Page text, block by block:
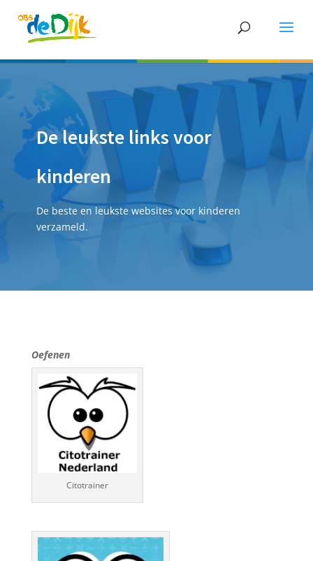
De leukste links voor
kinderen
De beste en leukste websites voor kinderen
verzameld.
Oefenen
Citotrainer